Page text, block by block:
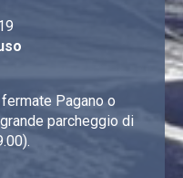
Pagano o
parcheggio di